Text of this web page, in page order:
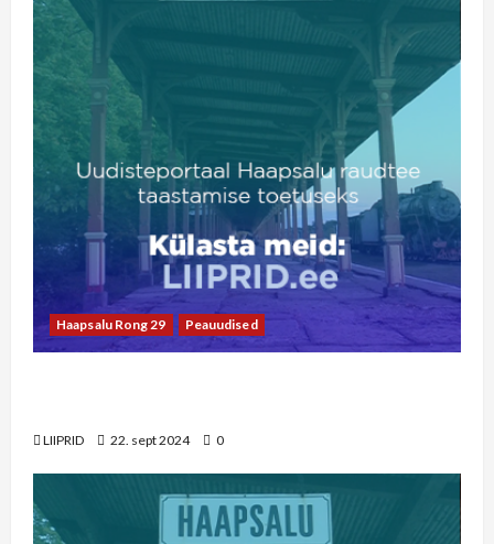
Haapsalu Rong 29 Peauudised
LIIPRID 22. sept 2024 0